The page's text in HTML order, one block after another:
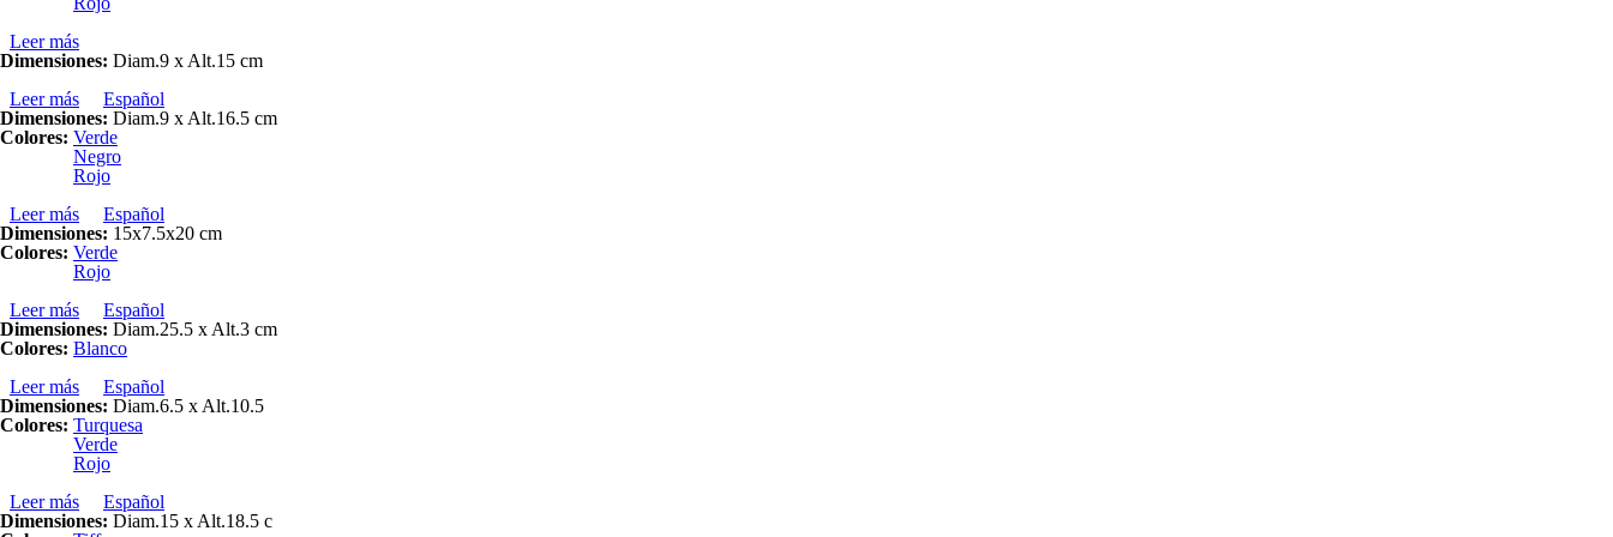
Leer más
Dimensiones: Diam.9 x Alt.15 cm
Leer más sobre PORTA ERVA-MATE PARA MATEIRA
Español
Dimensiones: Diam.9 x Alt.16.5 cm
Colores: Verde
Negro
Rojo
Leer más sobre PORTA ERVA-MATE
Español
Dimensiones: 15x7.5x20 cm
Colores: Verde
Rojo
Leer más sobre VIRA OMELETE
Español
Dimensiones: Diam.25.5 x Alt.3 cm
Colores: Blanco
Leer más sobre COPO CÔNICO
Español
Dimensiones: Diam.6.5 x Alt.10.5
Colores: Turquesa
Verde
Rojo
Leer más sobre POTE "HOGAR" GRANDE
Español
Dimensiones: Diam.15 x Alt.18.5 c